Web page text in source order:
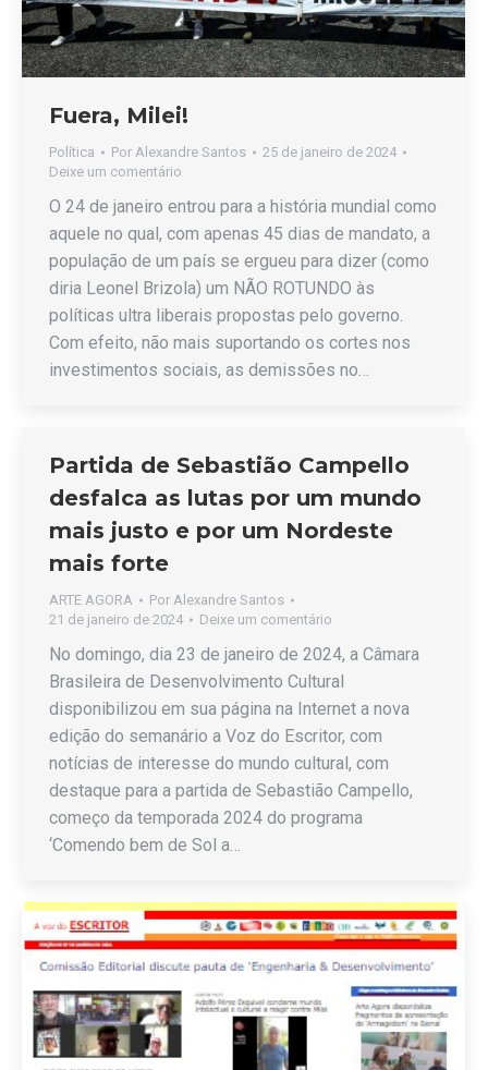
Fuera, Milei!
Política Por Alexandre Santos
25 de janeiro de 2024
Deixe um comentário
O 24 de janeiro entrou para a história mundial como
aquele no qual, com apenas 45 dias de mandato, a
população de um país se ergueu para dizer (como
diria Leonel Brizola) um NÃO ROTUNDO às
políticas ultra liberais propostas pelo governo.
Com efeito, não mais suportando os cortes nos
investimentos sociais, as demissões no…
Partida de Sebastião Campello
desfalca as lutas por um mundo
mais justo e por um Nordeste
mais forte
ARTE AGORA Por Alexandre Santos
21 de janeiro de 2024
Deixe um comentário
No domingo, dia 23 de janeiro de 2024, a Câmara
Brasileira de Desenvolvimento Cultural
disponibilizou em sua página na Internet a nova
edição do semanário a Voz do Escritor, com
notícias de interesse do mundo cultural, com
destaque para a partida de Sebastião Campello,
começo da temporada 2024 do programa
‘Comendo bem de Sol a…